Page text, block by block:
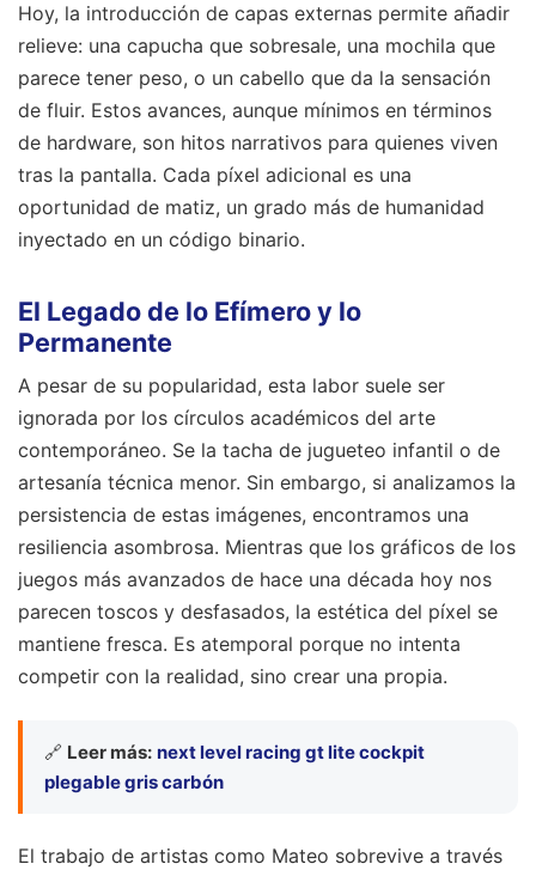
Hoy, la introducción de capas externas permite añadir
relieve: una capucha que sobresale, una mochila que
parece tener peso, o un cabello que da la sensación
de fluir. Estos avances, aunque mínimos en términos
de hardware, son hitos narrativos para quienes viven
tras la pantalla. Cada píxel adicional es una
oportunidad de matiz, un grado más de humanidad
inyectado en un código binario.
El Legado de lo Efímero y lo
Permanente
A pesar de su popularidad, esta labor suele ser
ignorada por los círculos académicos del arte
contemporáneo. Se la tacha de jugueteo infantil o de
artesanía técnica menor. Sin embargo, si analizamos la
persistencia de estas imágenes, encontramos una
resiliencia asombrosa. Mientras que los gráficos de los
juegos más avanzados de hace una década hoy nos
parecen toscos y desfasados, la estética del píxel se
mantiene fresca. Es atemporal porque no intenta
competir con la realidad, sino crear una propia.
🔗 Leer más: next level racing gt lite cockpit
plegable gris carbón
El trabajo de artistas como Mateo sobrevive a través